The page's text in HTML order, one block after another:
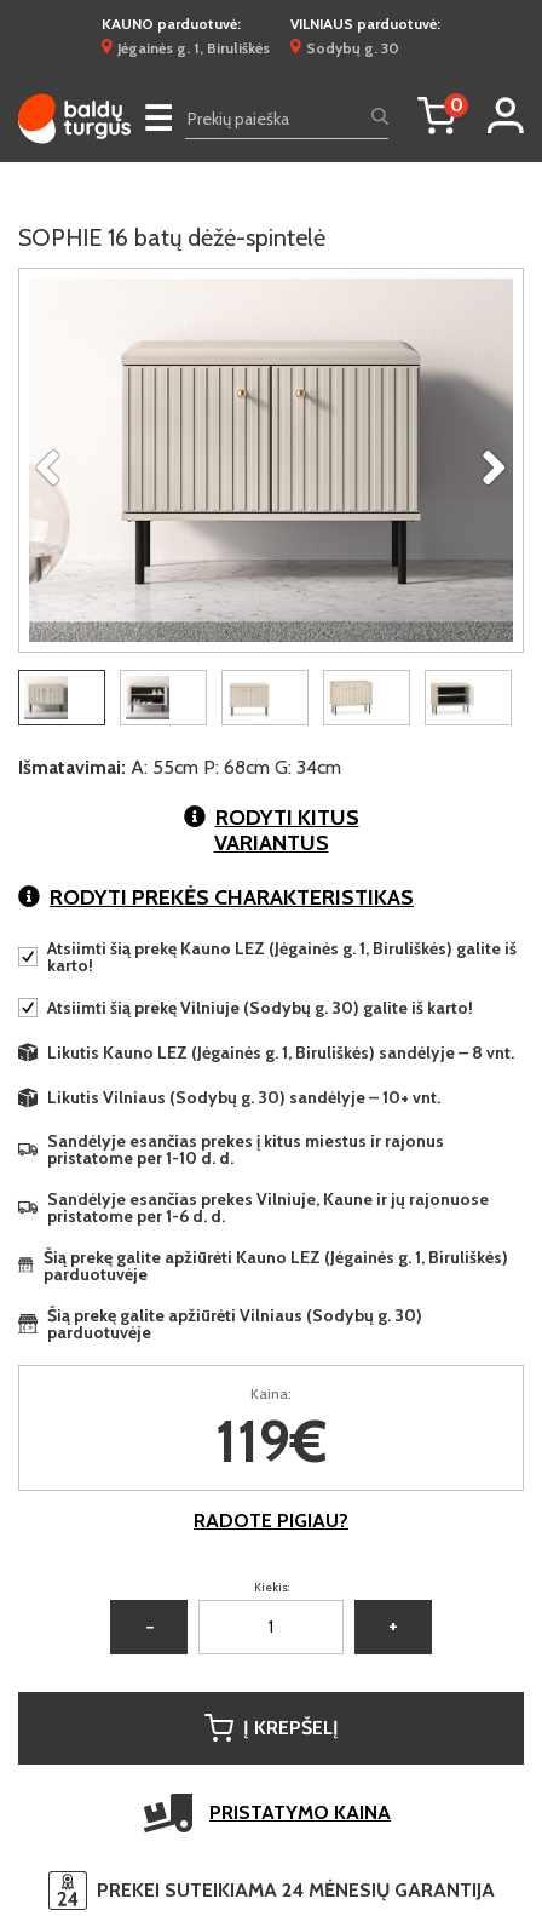
KAUNO parduotuvė:
Jėgainės g. 1, Biruliškės
VILNIAUS parduotuvė:
Sodybų g. 30
☰ 0
SOPHIE 16 batų dėžė-spintelė
Išmatavimai: A: 55cm P: 68cm G: 34cm
RODYTI KITUS
VARIANTUS
RODYTI PREKĖS CHARAKTERISTIKAS
Atsiimti šią prekę Kauno LEZ (Jėgainės g. 1, Biruliškės) galite iš
karto!
Atsiimti šią prekę Vilniuje (Sodybų g. 30) galite iš karto!
Likutis Kauno LEZ (Jėgainės g. 1, Biruliškės) sandėlyje – 8 vnt.
Likutis Vilniaus (Sodybų g. 30) sandėlyje – 10+ vnt.
Sandėlyje esančias prekes į kitus miestus ir rajonus
pristatome per 1-10 d. d.
Sandėlyje esančias prekes Vilniuje, Kaune ir jų rajonuose
pristatome per 1-6 d. d.
Šią prekę galite apžiūrėti Kauno LEZ (Jėgainės g. 1, Biruliškės)
parduotuvėje
Šią prekę galite apžiūrėti Vilniaus (Sodybų g. 30)
parduotuvėje
Kaina:
119€
RADOTE PIGIAU?
Kiekis:
− +
Į KREPŠELĮ
PRISTATYMO KAINA
PREKEI SUTEIKIAMA 24 MĖNESIŲ GARANTIJA